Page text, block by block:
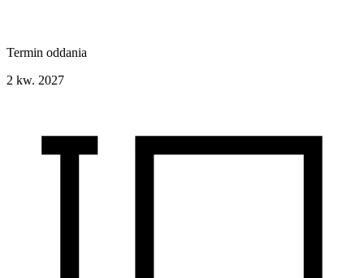
Termin oddania
2 kw. 2027